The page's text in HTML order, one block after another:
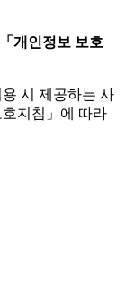
「개인정보 보호
시 제공하는 사
지침」에 따라